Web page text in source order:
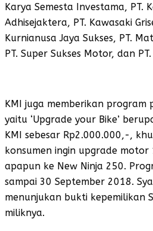
Karya Semesta Investama, PT.
Adhisejaktera, PT. Kawasaki
Kurnianusa Jaya Sukses, PT.
PT. Super Sukses Motor, dan
KMI juga memberikan program
yaitu ‘Upgrade your Bike’
KMI sebesar Rp2.000.000,-,
konsumen ingin upgrade
apapun ke New Ninja 250.
sampai 30 September 2018.
menunjukan bukti kepemilikan
miliknya.